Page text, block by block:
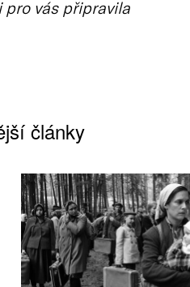
vás připravila
články